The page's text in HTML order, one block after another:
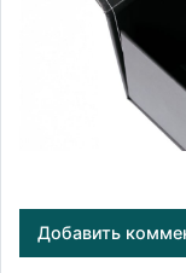
Добавить